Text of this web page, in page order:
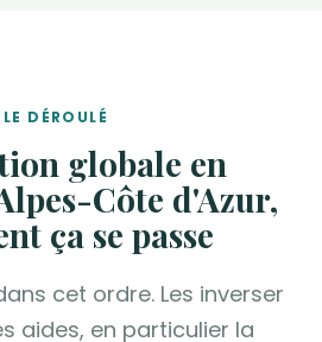
LE DÉROULÉ
globale en
Côte d'Azur,
ça se passe
cet ordre. Les inverser
aides, en particulier la